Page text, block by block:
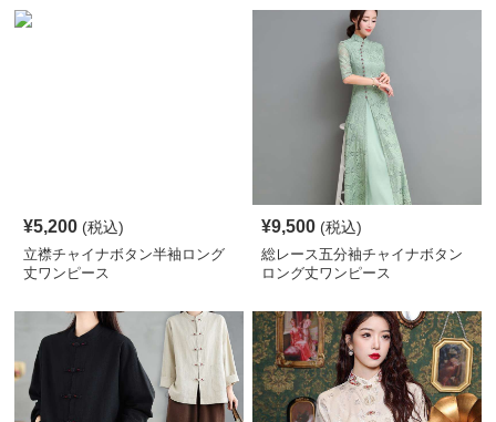
¥5,200 (税込)
立襟チャイナボタン半袖ロング
丈ワンピース
¥9,500 (税込)
総レース五分袖チャイナボタン
ロング丈ワンピース